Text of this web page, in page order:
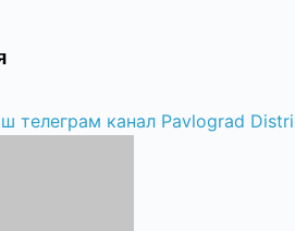
телеграм канал Pavlograd